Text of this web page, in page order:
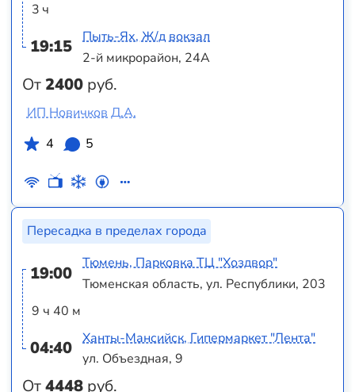
3 ч
19:15
От2400 руб.
Пыть-Ях, Ж/д вокзал
2-й микрорайон, 24А
ИП Новичков Д.А.
4
5
Пересадка в пределах города
19:00
9 ч 40 м
04:40
От4448 руб.
Тюмень, Парковка ТЦ "Хоздвор"
Тюменская область, ул. Республики, 203
Ханты-Мансийск, Гипермаркет "Лента"
ул. Объездная, 9